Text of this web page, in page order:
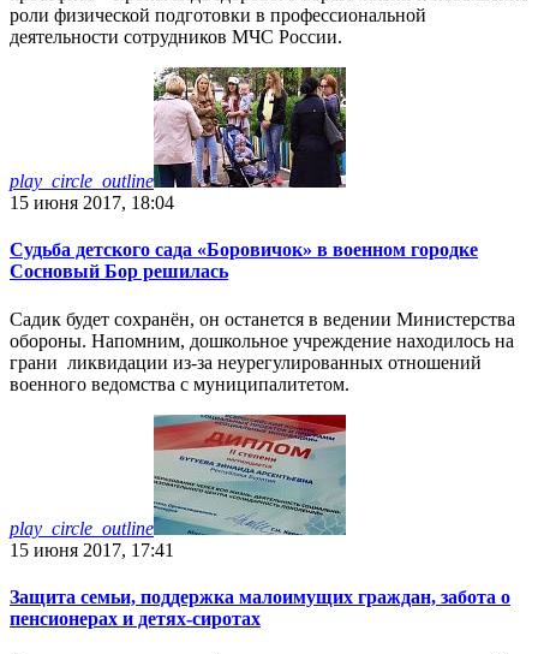
роли физической подготовки в профессиональной
деятельности сотрудников МЧС России.
play_circle_outline
15 июня 2017, 18:04
Судьба детского сада «Боровичок» в военном городке
Сосновый Бор решилась
Садик будет сохранён, он останется в ведении Министерства
обороны. Напомним, дошкольное учреждение находилось на
грани ликвидации из-за неурегулированных отношений
военного ведомства с муниципалитетом.
play_circle_outline
15 июня 2017, 17:41
Защита семьи, поддержка малоимущих граждан, забота о
пенсионерах и детях-сиротах